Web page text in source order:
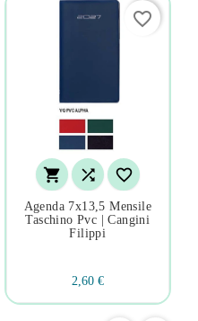
  
Agenda 7x13,5 Mensile
Taschino Pvc | Cangini
Filippi
2,60 €
favorite_border